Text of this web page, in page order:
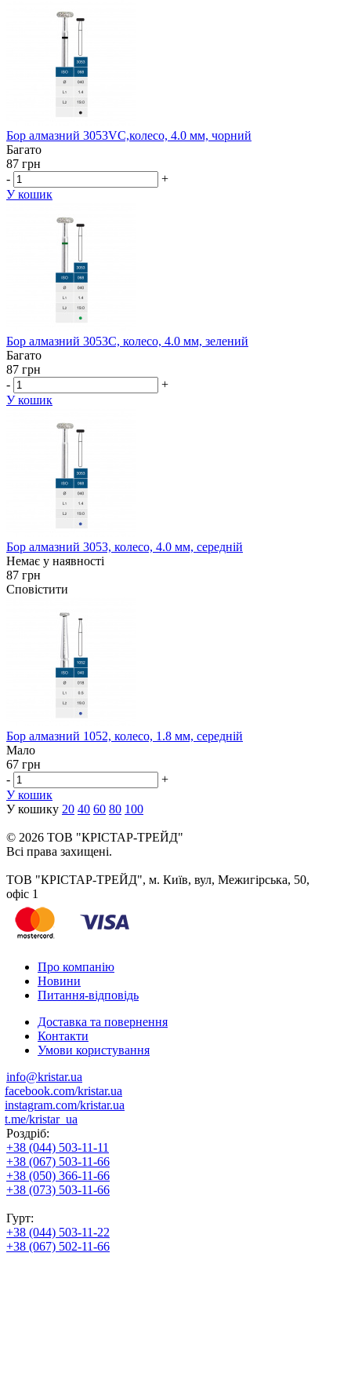
Бор алмазний 3053VC,колесо, 4.0 мм, чорний
Багато
87 грн
-
+
У кошик
Бор алмазний 3053C, колесо, 4.0 мм, зелений
Багато
87 грн
-
+
У кошик
Бор алмазний 3053, колесо, 4.0 мм, середній
Немає у наявності
87 грн
Сповістити
Бор алмазний 1052, колесо, 1.8 мм, середній
Мало
67 грн
-
+
У кошик
У кошику 20 40 60 80 100
© 2026 ТОВ "КРІСТАР-ТРЕЙД"
Всі права захищені.
ТОВ "КРІСТАР-ТРЕЙД", м. Київ, вул, Межигірська, 50,
офіс 1
Про компанію
Новини
Питання-відповідь
Доставка та повернення
Контакти
Умови користування
info@kristar.ua
facebook.com/kristar.ua
instagram.com/kristar.ua
t.me/kristar_ua
Роздріб:
+38 (044) 503-11-11
+38 (067) 503-11-66
+38 (050) 366-11-66
+38 (073) 503-11-66
Гурт:
+38 (044) 503-11-22
+38 (067) 502-11-66